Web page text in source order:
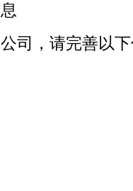
司，请完善以